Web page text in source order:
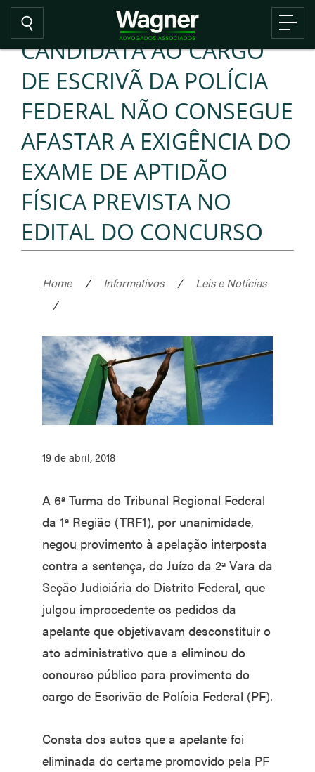
CANDIDATA AO CARGO
DE ESCRIVÃ DA POLÍCIA
FEDERAL NÃO CONSEGUE
AFASTAR A EXIGÊNCIA DO
EXAME DE APTIDÃO
FÍSICA PREVISTA NO
EDITAL DO CONCURSO
Home / Informativos /
Leis e Notícias
/
19 de abril, 2018
A 6ª Turma do Tribunal Regional Federal
da 1ª Região (TRF1), por unanimidade,
negou provimento à apelação interposta
contra a sentença, do Juízo da 2ª Vara da
Seção Judiciária do Distrito Federal, que
julgou improcedente os pedidos da
apelante que objetivavam desconstituir o
ato administrativo que a eliminou do
concurso público para provimento do
cargo de Escrivão de Polícia Federal (PF).
Consta dos autos que a apelante foi
eliminada do certame promovido pela PF